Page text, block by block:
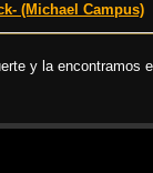
(Michael Campus)
y la